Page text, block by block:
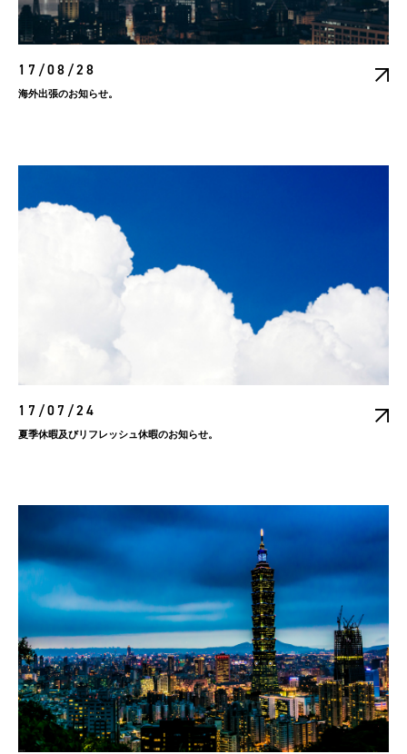
17/08/28
海外出張のお知らせ。
17/07/24
夏季休暇及びリフレッシュ休暇のお知らせ。